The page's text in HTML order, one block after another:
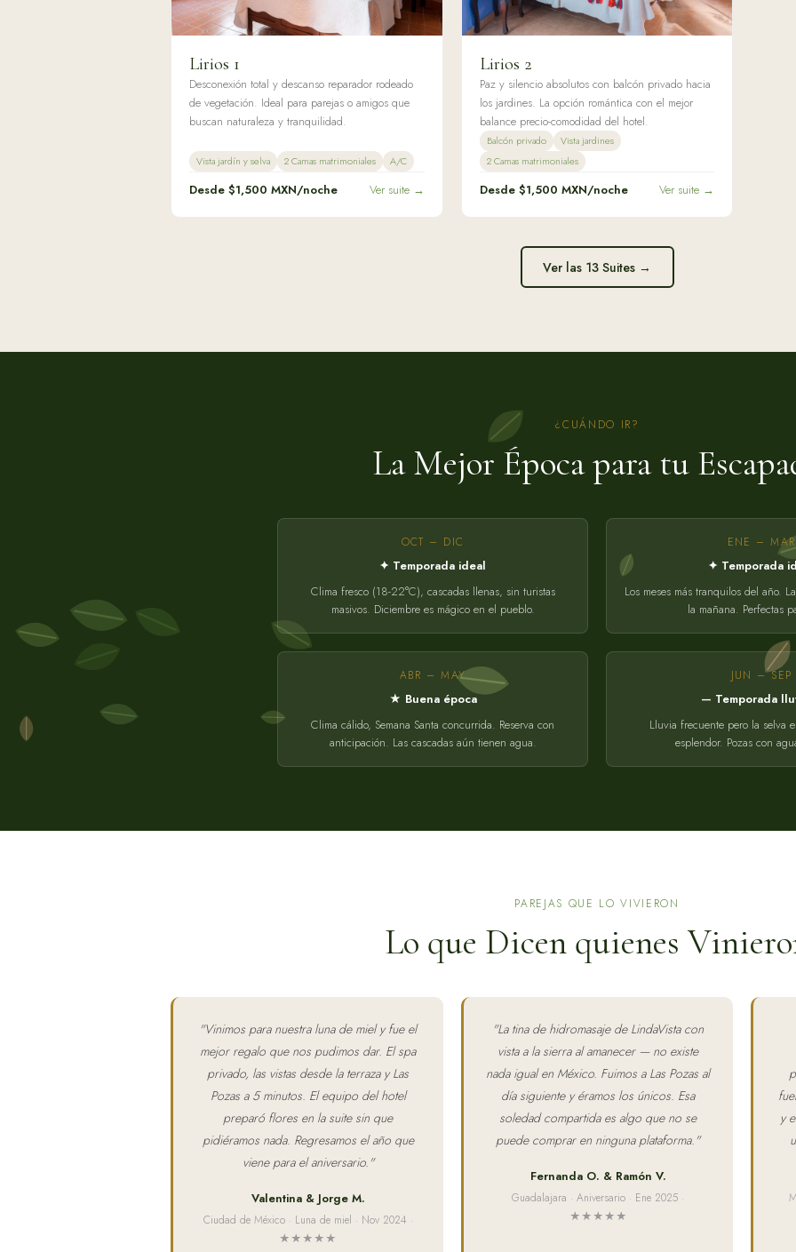
Lirios 1
Desconexión total y descanso reparador rodeado
de vegetación. Ideal para parejas o amigos que
buscan naturaleza y tranquilidad.
Vista jardín y selva 2 Camas matrimoniales A/C
Desde $1,500 MXN/noche Ver suite →
Lirios 2
Paz y silencio absolutos con balcón privado hacia
los jardines. La opción romántica con el mejor
balance precio-comodidad del hotel.
Balcón privado
Vista jardines
2 Camas matrimoniales
Desde $1,500 MXN/noche Ver suite →
Ver las 13 Suites →
¿CUÁNDO IR?
La Mejor Época para tu
OCT – DIC
✦ Temporada ideal
Clima fresco (18-22°C), cascadas llenas, sin turistas
masivos. Diciembre es mágico en el pueblo.
ENE – MAR
✦ Temporada
Los meses más tranquilos del año.
la mañana. Perfectas
ABR – MAY
★ Buena época
Clima cálido, Semana Santa concurrida. Reserva con
anticipación. Las cascadas aún tienen agua.
JUN – SEP
— Temporada
Lluvia frecuente pero la selva
esplendor. Pozas con
PAREJAS QUE LO VIVIERON
Lo que Dicen quienes
"Vinimos para nuestra luna de miel y fue el
mejor regalo que nos pudimos dar. El spa
privado, las vistas desde la terraza y Las
Pozas a 5 minutos. El equipo del hotel
preparó flores en la suite sin que
pidiéramos nada. Regresamos el año que
viene para el aniversario. "
Valentina & Jorge M.
Ciudad de México · Luna de miel · Nov 2024 ·
★★★★★
"La tina de hidromasaje de LindaVista con
vista a la sierra al amanecer — no existe
nada igual en México. Fuimos a Las Pozas al
día siguiente y éramos los únicos. Esa
soledad compartida es algo que no se
puede comprar en ninguna plataforma. "
Fernanda O. & Ramón V.
Guadalajara · Aniversario · Ene 2025 ·
★★★★★
y